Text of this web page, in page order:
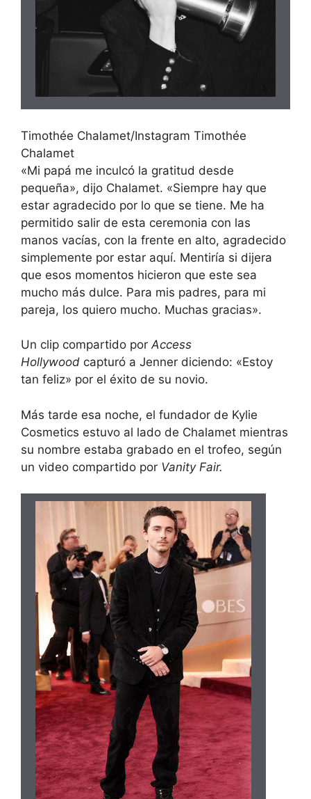
Timothée Chalamet/Instagram Timothée
Chalamet
«Mi papá me inculcó la gratitud desde
pequeña», dijo Chalamet. «Siempre hay que
estar agradecido por lo que se tiene. Me ha
permitido salir de esta ceremonia con las
manos vacías, con la frente en alto, agradecido
simplemente por estar aquí. Mentiría si dijera
que esos momentos hicieron que este sea
mucho más dulce. Para mis padres, para mi
pareja, los quiero mucho. Muchas gracias».
Un clip compartido porAccess
Hollywood capturó a Jenner diciendo: «Estoy
tan feliz» por el éxito de su novio.
Más tarde esa noche, el fundador de Kylie
Cosmetics estuvo al lado de Chalamet mientras
su nombre estaba grabado en el trofeo, según
un video compartido por Vanity Fair.